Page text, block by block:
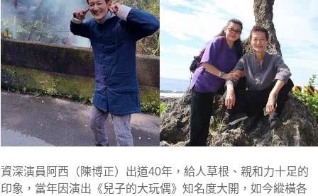
資深演員阿西（陳博正）出道40年，給人草根、親和力十足的
印象，當年因演出《兒子的大玩偶》知名度大開，如今縱橫各